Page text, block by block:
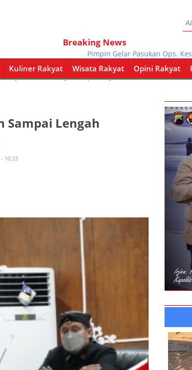
Breaking News
Pimpin Gelar Pasukan Ops.
Kuliner Rakyat Wisata Rakyat Opini Rakyat
Rakyat Wisata Rakyat Opini Rakyat Pemerintahan
Sampai Lengah
10:33